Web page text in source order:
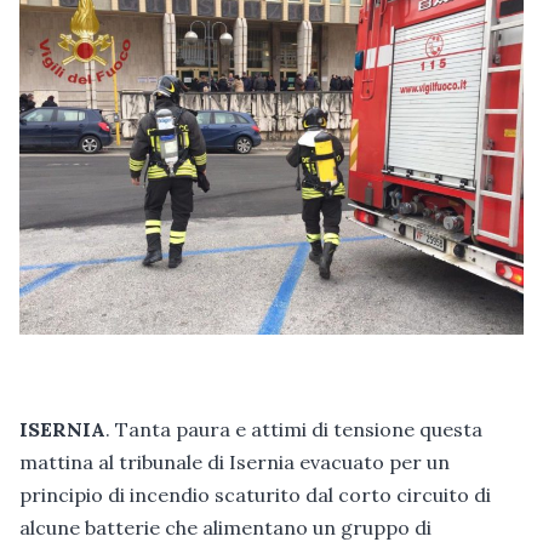
ISERNIA. Tanta paura e attimi di tensione questa
mattina al tribunale di Isernia evacuato per un
principio di incendio scaturito dal corto circuito di
alcune batterie che alimentano un gruppo di